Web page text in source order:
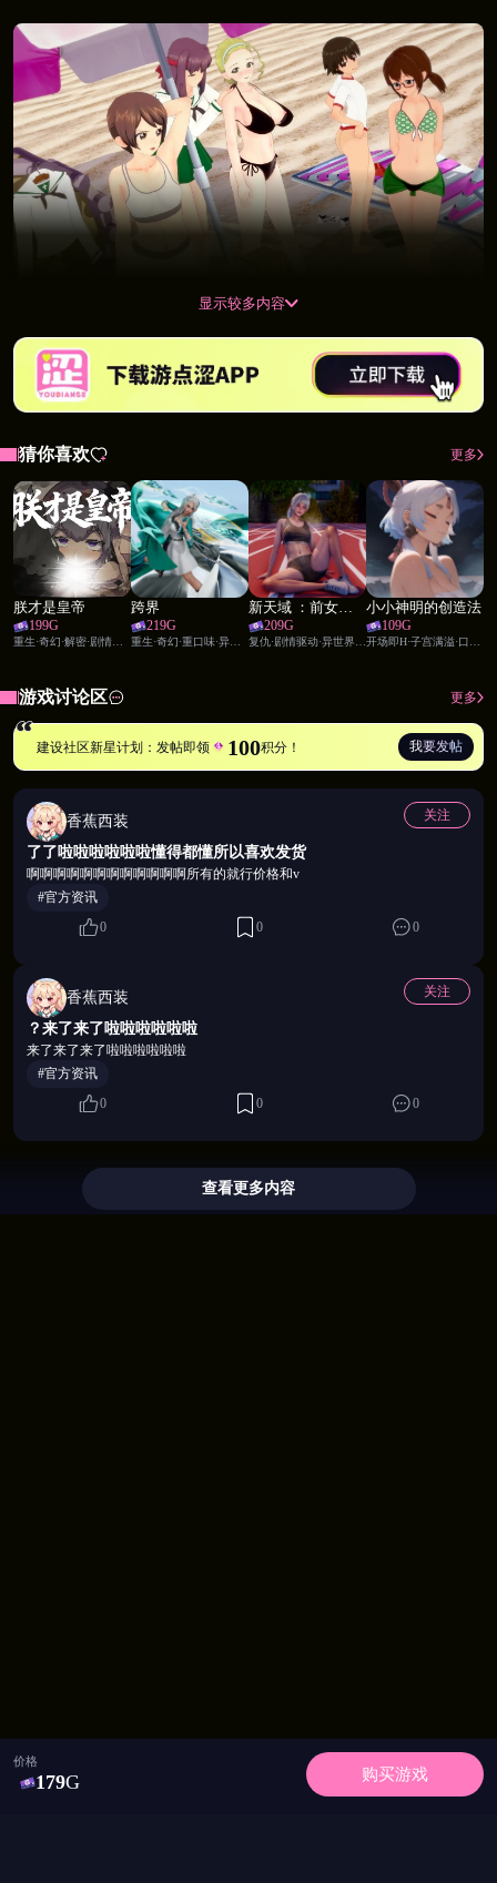
游戏剧情与原剧平行，但略有改动。 主角是futa。
游戏剧情与原剧平行展开，虽有一些细微改动，但没
有大规模的剧情重构。
功能列表：
•钓鱼小游戏
•出售可获取的同人外传故事。
显示较多内容
猜你喜欢 更多
朕才是皇帝
199G
重生·奇幻·解密·剧情驱动·异世界穿越·后宫·时间管理·幻想职业·放置卡牌
跨界
219G
重生·奇幻·重口味·异世界穿越·校园·强暴·视觉小说·禁锢·调教·角色扮演
新天域 ：前女友分手？鸡巴逆袭后宫！
209G
复仇·剧情驱动·异世界穿越·后宫·家庭伦理·幻想职业·角色扮演·女王·御姐·姐妹花
小小神明的创造法
109G
开场即H·子宫满溢·口交·重口味·二次元·后宫·强暴·禁锢·调教·角色扮演
游戏讨论区 更多
建设社区新星计划：发帖即领 100积分！ 我要发帖
香蕉西装 关注
了了啦啦啦啦啦啦懂得都懂所以喜欢发货
啊啊啊啊啊啊啊啊啊啊啊啊所有的就行价格和v
#官方资讯
0
0 0
香蕉西装 关注
？来了来了啦啦啦啦啦啦
来了来了来了啦啦啦啦啦啦
#官方资讯
0
0 0
查看更多内容
价格
179G 购买游戏